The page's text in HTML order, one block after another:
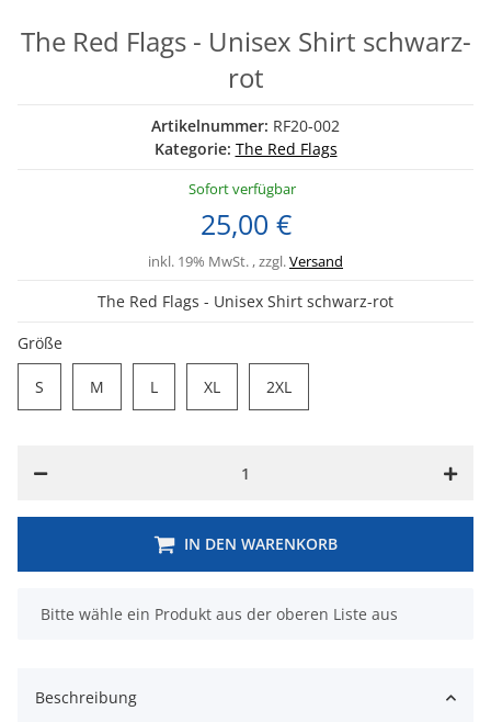
The Red Flags - Unisex Shirt schwarz-
rot
Artikelnummer: RF20-002
Kategorie: The Red Flags
Sofort verfügbar
25,00 €
inkl. 19% MwSt. , zzgl.Versand
The Red Flags - Unisex Shirt schwarz-rot
Größe
S M LL XLXL 2XL2XL
IN DEN WARENKORB
x
Bitte wähle ein Produkt aus der oberen Liste aus
Beschreibung